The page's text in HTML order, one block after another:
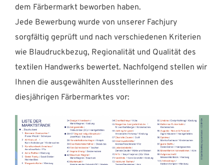
dem Färbermarkt beworben haben.
Jede Bewerbung wurde von unserer Fachjury
sorgfältig geprüft und nach verschiedenen Kriterien
wie Blaudruckbezug, Regionalität und Qualität des
textilen Handwerks bewertet. Nachfolgend stellen wir
Ihnen die ausgewählten Ausstellerinnen des
diesjährigen Färbermarktes vor: